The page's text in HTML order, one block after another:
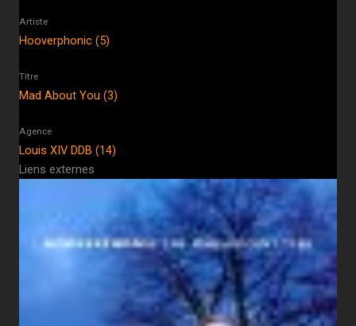
Artiste
Hooverphonic (5)
Titre
Mad About You (3)
Agence
Louis XIV DDB (14)
Liens externes